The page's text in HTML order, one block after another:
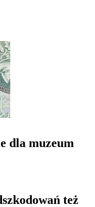
dla muzeum
też